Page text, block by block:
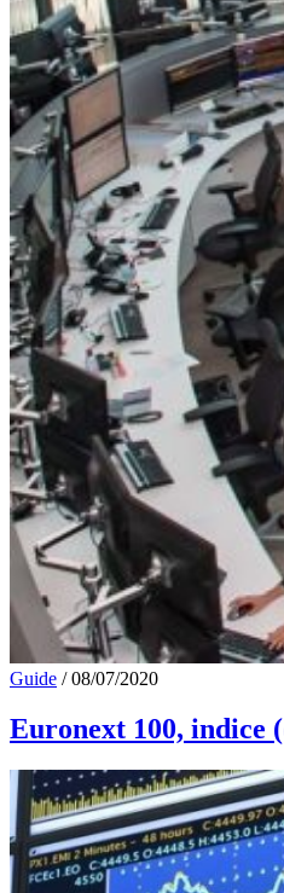
Guide / 08/07/2020
Euronext 100, indice